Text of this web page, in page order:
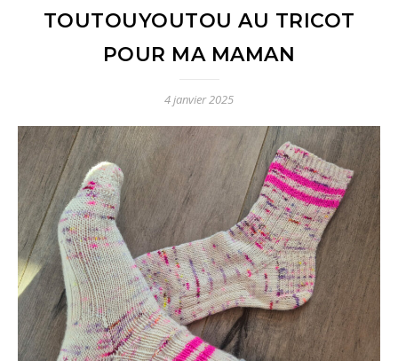
TOUTOUYOUTOU AU TRICOT
POUR MA MAMAN
4 janvier 2025